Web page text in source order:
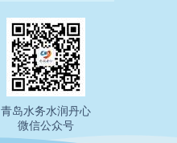
青岛水务水润丹心
微信公众号